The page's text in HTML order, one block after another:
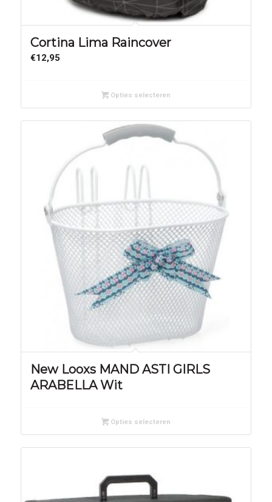
Cortina Lima Raincover
€12,95
Opties selecteren
New Looxs MAND ASTI GIRLS
ARABELLA Wit
Opties selecteren